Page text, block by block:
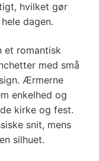
hvilket gør
dagen.
et romantisk
med små
Ærmerne
enkelhed og
kirke og fest.
snit, mens
silhuet.